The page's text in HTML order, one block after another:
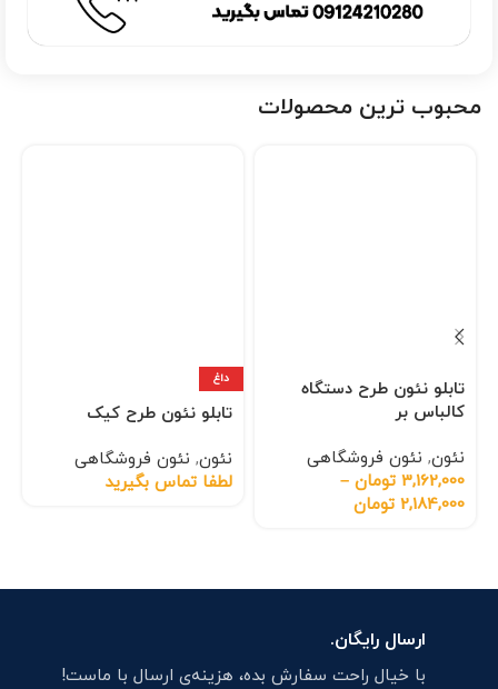
محبوب ترین محصولات
تابلو نئون طرح دستگاه
کالباس بر
نئون, نئون فروشگاهی
3,162,000 تومان –
2,184,000 تومان
داغ
تابلو نئون طرح کیک
نئون, نئون فروشگاهی
لطفا تماس بگیرید
ارسال رایگان.
با خیال راحت سفارش بده، هزینه‌ی ارسال با ماست!